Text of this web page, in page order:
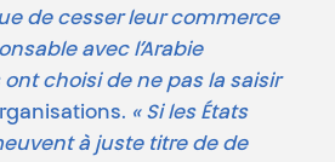
de cesser leur commerce
avec l’Arabie
choisi de ne pas la saisir
« Si les États
à juste titre de de